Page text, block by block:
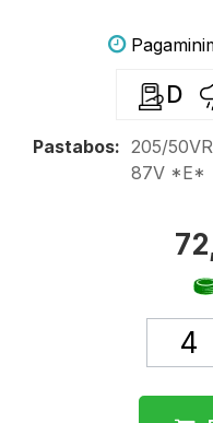
D
Pastabos: 205/
87V *E*